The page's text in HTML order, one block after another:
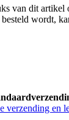
van dit
wordt,
verzending en